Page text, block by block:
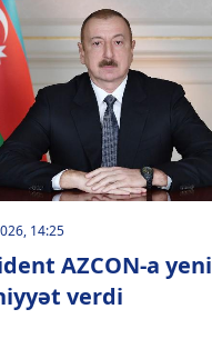
14:25
AZCON-a yeni
verdi